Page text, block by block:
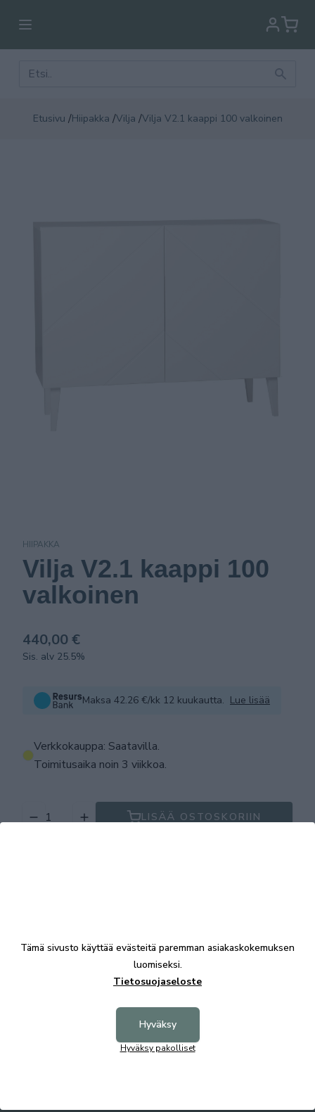
Etusivu /Hiipakka /Vilja /Vilja V2.1 kaappi 100 valkoinen
HIIPAKKA
Vilja V2.1 kaappi 100
valkoinen
440,00 €
Sis. alv 25.5%
Maksa 42.26 €/kk 12 kuukautta. Lue lisää
Verkkokauppa: Saatavilla.
Toimitusaika noin 3 viikkoa.
LISÄÄ OSTOSKORIIN
Tämä sivusto käyttää evästeitä paremman asiakaskokemuksen
luomiseksi.
Tietosuojaseloste
Hyväksy
Hyväksy pakolliset